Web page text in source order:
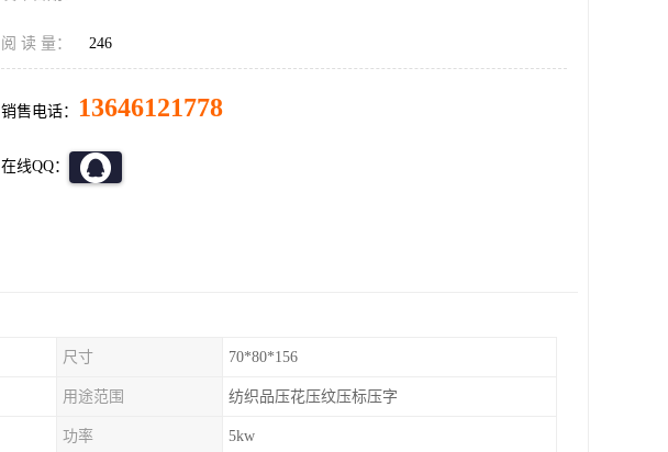
阅 读 量： 246
销售电话： 13646121778
在线QQ：
尺寸 70*80*156
用途范围 纺织品压花压纹压标压字
功率 5kw